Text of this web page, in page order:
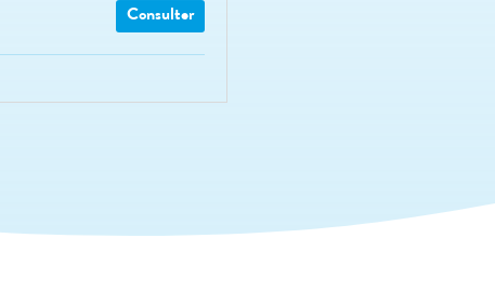
Consulter